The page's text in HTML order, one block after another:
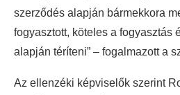
szerződés alapján bármekkora
fogyasztott, köteles a fogyasztás
alapján téríteni” – fogalmazott a
Az ellenzéki képviselők szerint